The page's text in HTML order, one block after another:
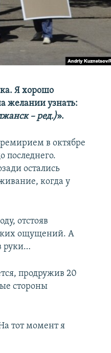
Я хорошо
желании узнать:
– ред.)».
в октябре
последнего.
остались
когда у
отстояв
ощущений. А
руки…
продружив 20
стороны
тот момент я